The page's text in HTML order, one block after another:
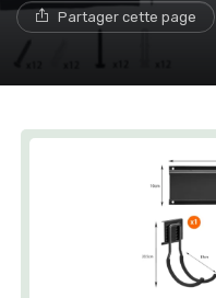
Partager cette page